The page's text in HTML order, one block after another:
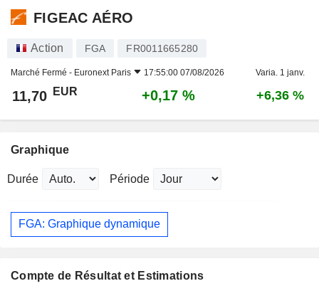
FIGEAC AÉRO
Action FGA FR0011665280
Marché Fermé - Euronext Paris 17:55:00 07/08/2026 Varia. 1 janv.
11,70 EUR +0,17 % +6,36 %
Graphique
Durée Période
FGA: Graphique dynamique
Compte de Résultat et Estimations